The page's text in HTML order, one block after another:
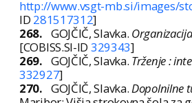
http://www.vsgt-mb.si/images/
ID 281517312]
268. GOJČIČ, Slavka.
[COBISS.SI-ID 329343]
269. GOJČIČ, Slavka. Trženje :
332927]
270. GOJČIČ, Slavka.Dopolnilne